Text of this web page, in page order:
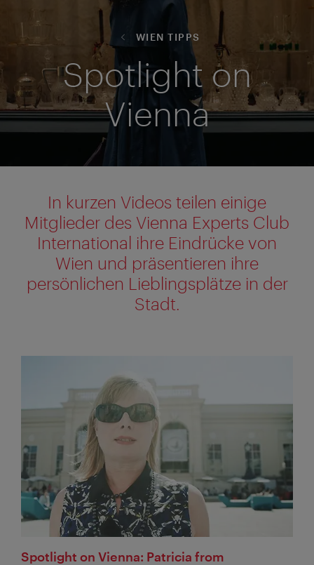
WIEN TIPPS
Spotlight on
Vienna
In kurzen Videos teilen einige
Mitglieder des Vienna Experts Club
International ihre Eindrücke von
Wien und präsentieren ihre
persönlichen Lieblingsplätze in der
Stadt.
Spotlight on Vienna: Patricia from